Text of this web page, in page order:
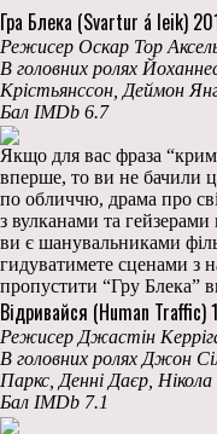
Гра Блека (Svartur á leik)
Режисер Оскар Тор
В головних ролях
Крістьянссон, Деймон
Бал IMDb 6.7
Якщо для вас фраза
вперше, то ви не бачили
по обличчю, драма про
з вулканами та
ви є шанувальниками
гидуватимете сценами з
пропустити “Гру Блека”
Відривайся (Human Traffic)
Режисер Джастін
В головних ролях Джон
Паркс, Денні Даєр, Нікола
Бал IMDb 7.1